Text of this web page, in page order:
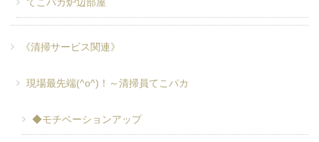
てこパカ炉辺部屋
《清掃サービス関連》
現場最先端(^o^)！～清掃員てこパカ
◆モチベーションアップ